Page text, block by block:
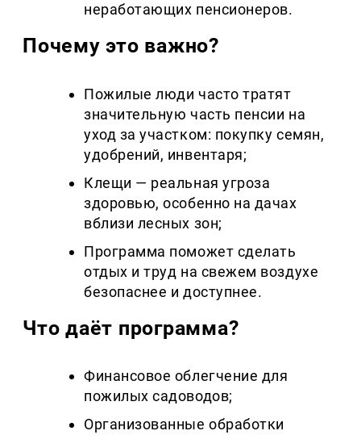
неработающих пенсионеров.
Почему это важно?
Пожилые люди часто тратят
значительную часть пенсии на
уход за участком: покупку семян,
удобрений, инвентаря;
Клещи — реальная угроза
здоровью, особенно на дачах
вблизи лесных зон;
Программа поможет сделать
отдых и труд на свежем воздухе
безопаснее и доступнее.
Что даёт программа?
Финансовое облегчение для
пожилых садоводов;
Организованные обработки